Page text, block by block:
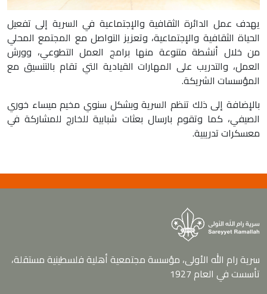
يهدف عمل الدائرة الثقافية والإجتماعية في السرية إلى تفعيل
الحياة الثقافية والإجتماعية، وتعزيز التواصل مع المجتمع المحلي
من خلال أنشطة متنوعة منها برامج العمل التطوعي، وورش
العمل، والتدريب على المهارات القيادية التي تقام بالتنسيق مع
المؤسسات الشريكة.
بالإضافة إلى ذلك تنظم السرية وبشكل سنوي مخيم ميساء خوري
الصيفي، كما وتقوم بارسال بعثات شبابية للخارج للمشاركة في
معسكرات تدريبية.
سرية رام الله الأولى، مؤسسة مجتمعية أهلية فلسطينية مستقلة،
تأسست في العام 1927